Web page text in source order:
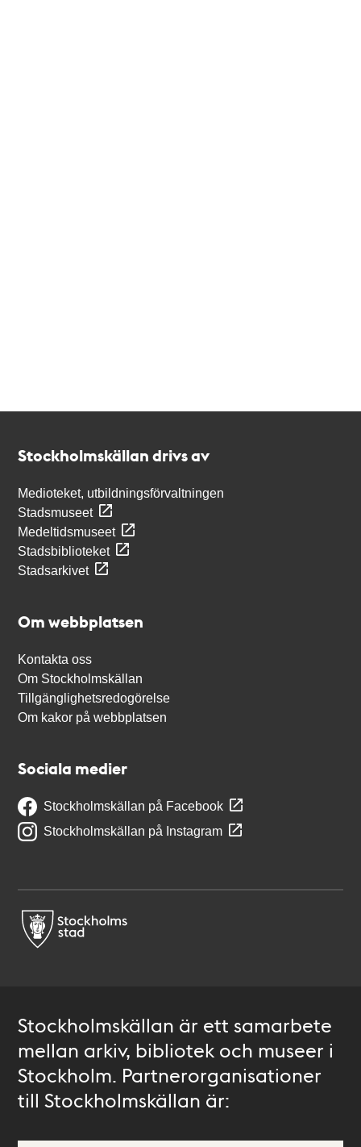
Stockholmskällan drivs av
Medioteket, utbildningsförvaltningen
Stadsmuseet
Medeltidsmuseet
Stadsbiblioteket
Stadsarkivet
Om webbplatsen
Kontakta oss
Om Stockholmskällan
Tillgänglighetsredogörelse
Om kakor på webbplatsen
Sociala medier
Stockholmskällan på Facebook
Stockholmskällan på Instagram
Stockholmskällan är ett samarbete
mellan arkiv, bibliotek och museer i
Stockholm. Partnerorganisationer
till Stockholmskällan är: